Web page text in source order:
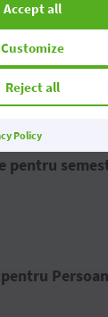
pentru
Reject all
Customize
Accept all
Policy